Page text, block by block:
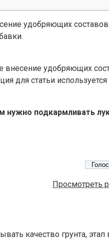
удобряющих
внесение удобряющих
для статьи используется
нужно подкармливать
Просмотреть
качество грунта,